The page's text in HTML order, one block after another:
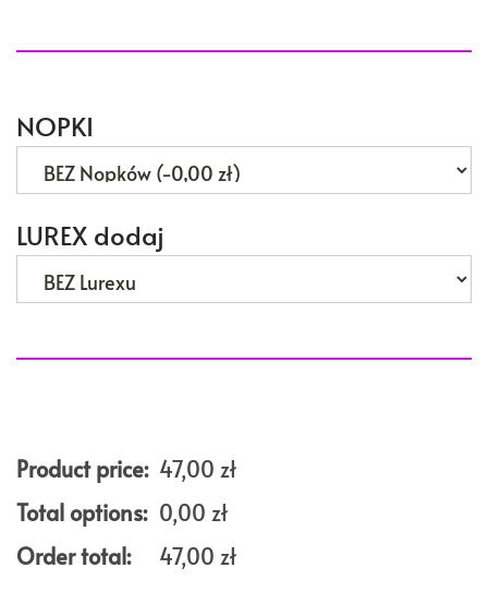
NOPKI
LUREX dodaj
Product price: 47,00 zł
Total options: 0,00 zł
Order total:
47,00 zł